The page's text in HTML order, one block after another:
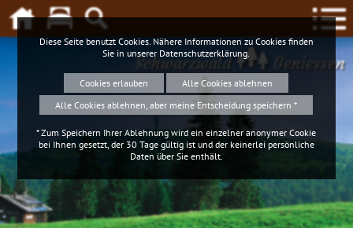
Schwarzwald Geniessen
Diese Seite benutzt Cookies. Nähere Informationen zu Cookies finden
Sie in unserer Datenschutzerklärung.
Cookies erlauben
Alle Cookies ablehnen
Alle Cookies ablehnen, aber meine Entscheidung speichern *
* Zum Speichern Ihrer Ablehnung wird ein einzelner anonymer Cookie
bei Ihnen gesetzt, der 30 Tage gültig ist und der keinerlei persönliche
Daten über Sie enthält.